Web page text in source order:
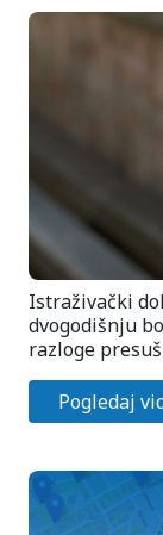
Istraživački
dvogodišnju
razloge
Pogledaj